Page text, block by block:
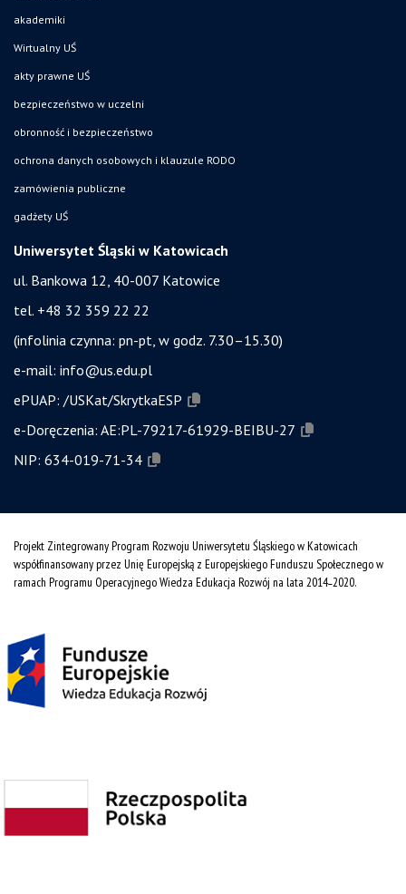
akademiki
Wirtualny UŚ
akty prawne UŚ
bezpieczeństwo w uczelni
obronność i bezpieczeństwo
ochrona danych osobowych i klauzule RODO
zamówienia publiczne
gadżety UŚ
Uniwersytet Śląski w Katowicach
ul. Bankowa 12, 40-007 Katowice
tel. +48 32 359 22 22
(infolinia czynna: pn-pt, w godz. 7.30–15.30)
e-mail: info@us.edu.pl
ePUAP: /USKat/SkrytkaESP
e-Doręczenia: AE:PL-79217-61929-BEIBU-27
NIP: 634-019-71-34
Projekt Zintegrowany Program Rozwoju Uniwersytetu Śląskiego w Katowicach
współfinansowany przez Unię Europejską z Europejskiego Funduszu Społecznego w
ramach Programu Operacyjnego Wiedza Edukacja Rozwój na lata 2014˗2020.